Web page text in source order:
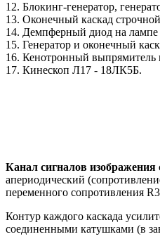
12. Блокинг-генератор,
13. Оконечный каскад
14. Демпферный диод на
15. Генератор и оконечный
16. Кенотронный выпрямитель
17. Кинескоп Л17 - 18ЛК5Б.
Канал сигналов изображения
апериодический
переменного сопротивления
Контур каждого каскада
соединенными катушками (в